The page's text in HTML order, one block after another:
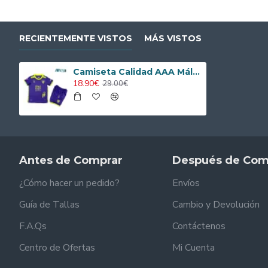
RECIENTEMENTE VISTOS MÁS VISTOS
Camiseta Calidad AAA Málaga Away 2024/25 Niño
18.90€ 29.00€
Antes de Comprar
¿Cómo hacer un pedido?
Guía de Tallas
F.A.Qs
Centro de Ofertas
Después de
Envíos
Cambio y Devolución
Contáctenos
Mi Cuenta